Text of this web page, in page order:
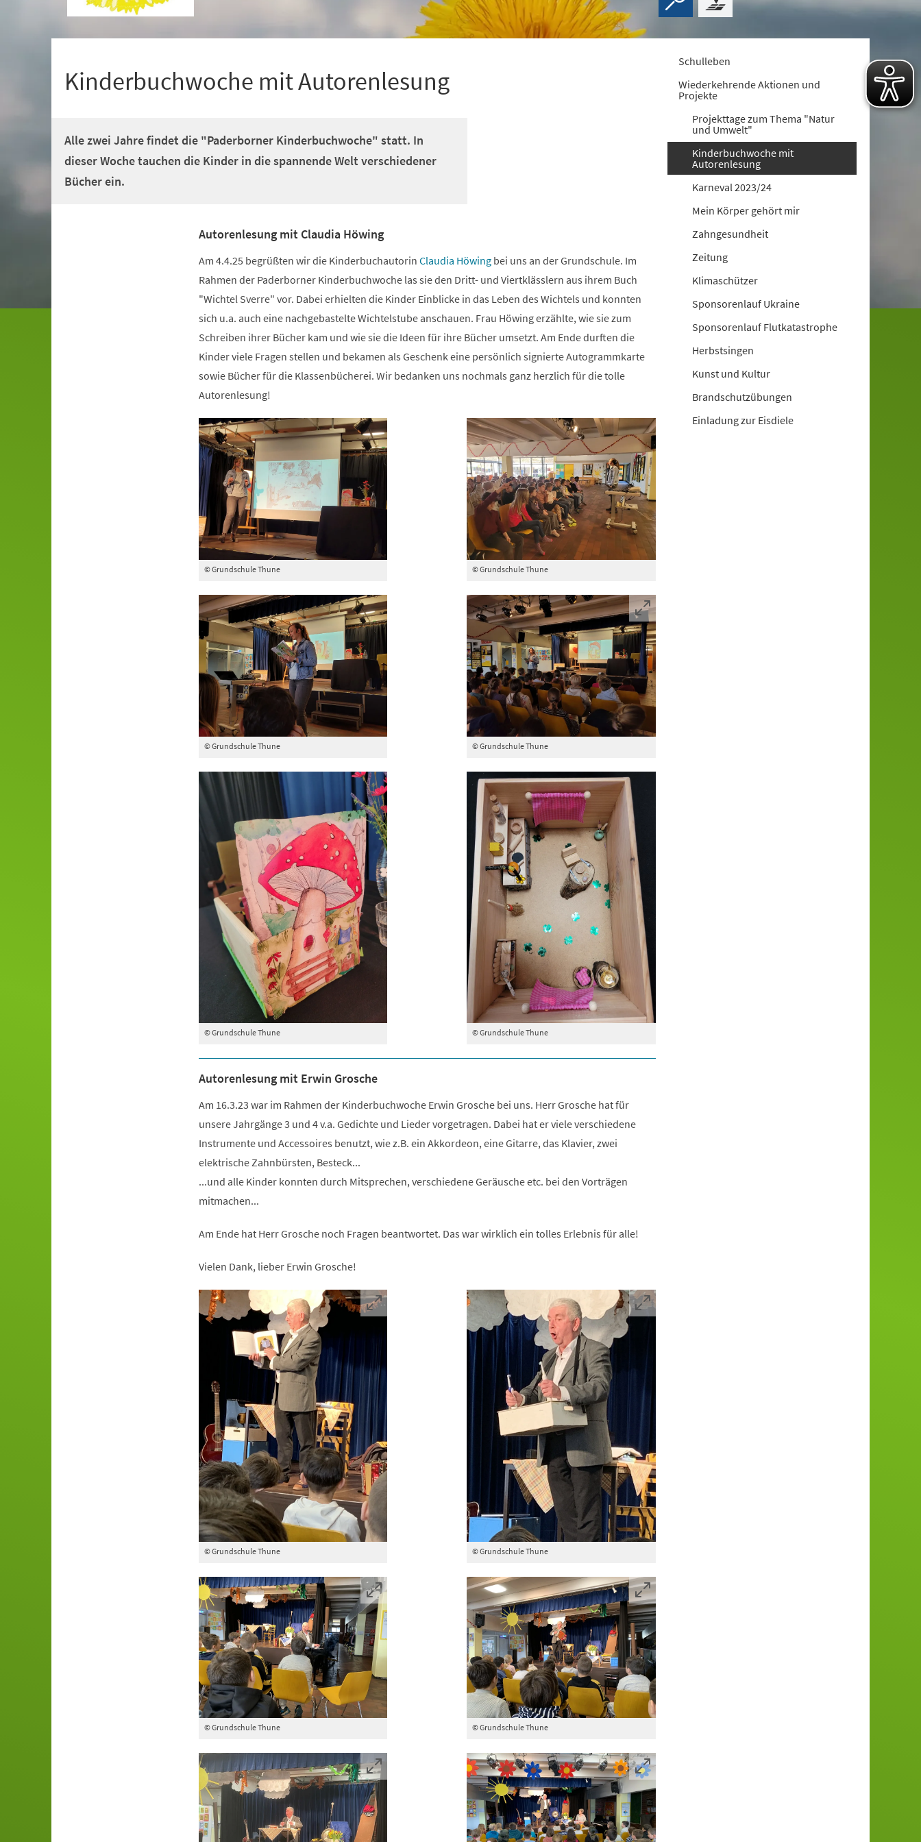
Kinderbuchwoche mit Autorenlesung
Alle zwei Jahre findet die "Paderborner Kinderbuchwoche" statt. In
dieser Woche tauchen die Kinder in die spannende Welt verschiedener
Bücher ein.
Autorenlesung mit Claudia Höwing
Am 4.4.25 begrüßten wir die Kinderbuchautorin Claudia Höwingbei uns an der Grundschule. Im
Rahmen der Paderborner Kinderbuchwoche las sie den Dritt- und Viertklässlern aus ihrem Buch
"Wichtel Sverre" vor. Dabei erhielten die Kinder Einblicke in das Leben des Wichtels und konnten
sich u.a. auch eine nachgebastelte Wichtelstube anschauen. Frau Höwing erzählte, wie sie zum
Schreiben ihrer Bücher kam und wie sie die Ideen für ihre Bücher umsetzt. Am Ende durften die
Kinder viele Fragen stellen und bekamen als Geschenk eine persönlich signierte Autogrammkarte
sowie Bücher für die Klassenbücherei. Wir bedanken uns nochmals ganz herzlich für die tolle
Autorenlesung!
© Grundschule Thune
© Grundschule Thune
© Grundschule Thune
© Grundschule Thune
© Grundschule Thune
© Grundschule Thune
Autorenlesung mit Erwin Grosche
Am 16.3.23 war im Rahmen der Kinderbuchwoche Erwin Grosche bei uns. Herr Grosche hat für
unsere Jahrgänge 3 und 4 v.a. Gedichte und Lieder vorgetragen. Dabei hat er viele verschiedene
Instrumente und Accessoires benutzt, wie z.B. ein Akkordeon, eine Gitarre, das Klavier, zwei
elektrische Zahnbürsten, Besteck...
...und alle Kinder konnten durch Mitsprechen, verschiedene Geräusche etc. bei den Vorträgen
mitmachen...
Am Ende hat Herr Grosche noch Fragen beantwortet. Das war wirklich ein tolles Erlebnis für alle!
Vielen Dank, lieber Erwin Grosche!
© Grundschule Thune © Grundschule Thune
© Grundschule Thune © Grundschule Thune
Schulleben
Wiederkehrende Aktionen und
Projekte
Projekttage zum Thema "Natur
und Umwelt"
Kinderbuchwoche mit
Autorenlesung
Karneval 2023/24
Mein Körper gehört mir
Zahngesundheit
Zeitung
Klimaschützer
Sponsorenlauf Ukraine
Sponsorenlauf Flutkatastrophe
Herbstsingen
Kunst und Kultur
Brandschutzübungen
Einladung zur Eisdiele